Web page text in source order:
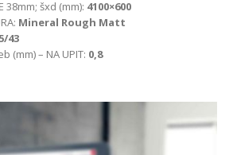
38mm; šxd (mm): 4100×600
Mineral Rough Matt
43
(mm) – NA UPIT: 0,8